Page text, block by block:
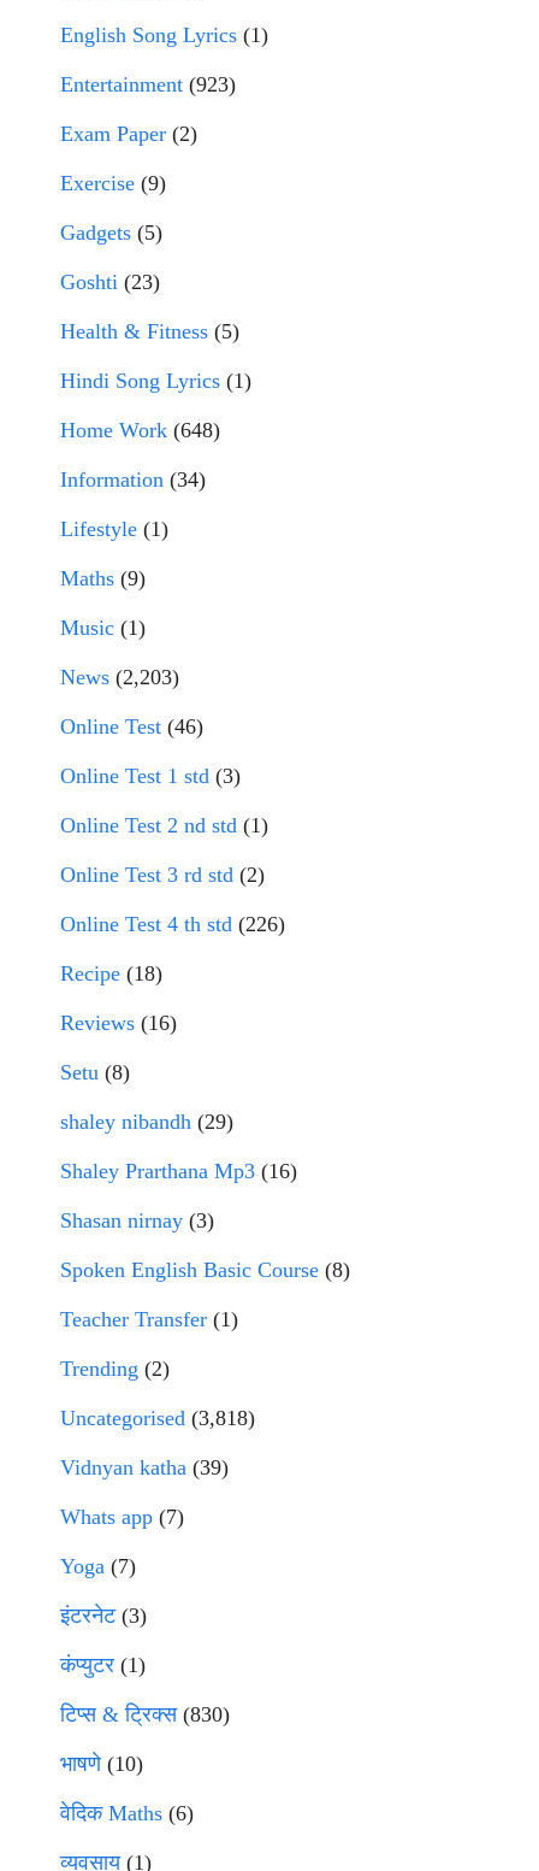
English Song Lyrics (1)
Entertainment (923)
Exam Paper (2)
Exercise (9)
Gadgets (5)
Goshti (23)
Health & Fitness (5)
Hindi Song Lyrics (1)
Home Work (648)
Information (34)
Lifestyle (1)
Maths (9)
Music (1)
News (2,203)
Online Test (46)
Online Test 1 std (3)
Online Test 2 nd std (1)
Online Test 3 rd std (2)
Online Test 4 th std (226)
Recipe (18)
Reviews (16)
Setu (8)
shaley nibandh (29)
Shaley Prarthana Mp3 (16)
Shasan nirnay (3)
Spoken English Basic Course (8)
Teacher Transfer (1)
Trending (2)
Uncategorised (3,818)
Vidnyan katha (39)
Whats app (7)
Yoga (7)
इंटरनेट(3)
कंप्युटर (1)
टिप्स & ट्रिक्स(830)
भाषणे(10)
वेदिक Maths (6)
व्यवसाय(1)